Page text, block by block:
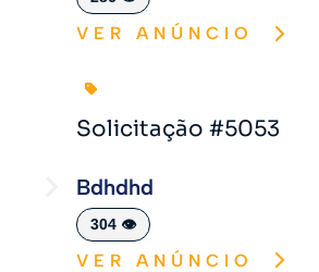
VER ANÚNCIO
Solicitação #5053
Bdhdhd
304 👁️
VER ANÚNCIO